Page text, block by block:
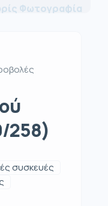
Φωτογραφία
258)
συσκευές